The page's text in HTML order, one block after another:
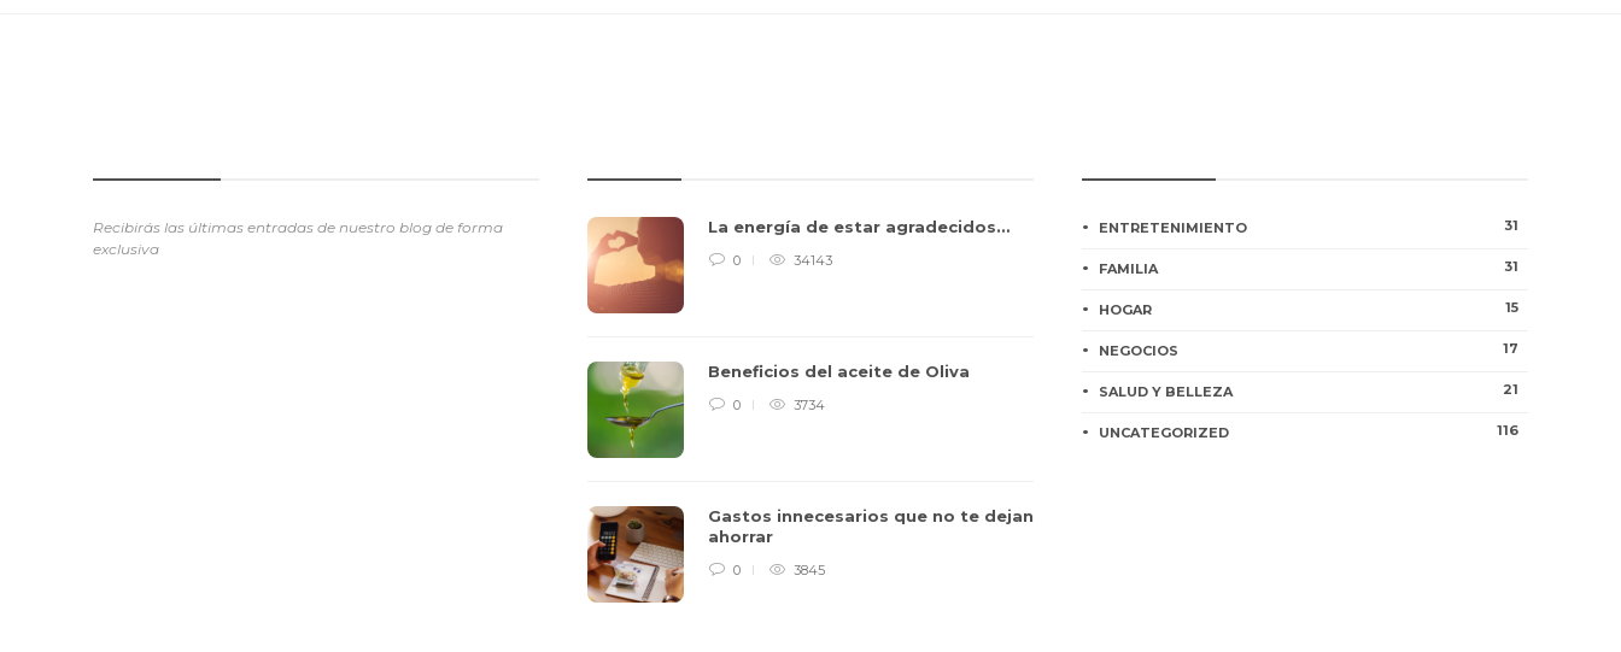
Recibirás las últimas entradas de nuestro blog de forma
exclusiva
La energía de estar agradecidos…
0 34143
Beneficios del aceite de Oliva
0 3734
Gastos innecesarios que no te dejan
ahorrar
0 3845
ENTRETENIMIENTO 31
FAMILIA 31
HOGAR 15
NEGOCIOS 17
SALUD Y BELLEZA 21
UNCATEGORIZED 116